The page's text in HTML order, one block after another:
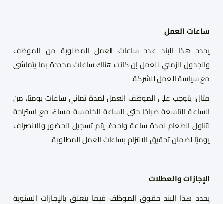
ساعات العمل
يحدد هذا البند عدد ساعات العمل المطلوبة من الموظف
والجدول الزمني للعمل إن كانت هناك ساعات محددة بما يتماشى
مع سياسة العمل للشركة.
مثال: يتوجب على الموظف العمل لمدة ثماني ساعات يوميًا، من
الساعة التاسعة صباحًا حتى الساعة الخامسة مساءً، مع استراحة
لتناول الطعام لمدة ساعة واحدة. يتم تسجيل الحضور والانصراف
يوميًا لضمان تحقيق الالتزام بساعات العمل المطلوبة.
الإجازات والعطلات
يحدد هذا البند حقوق الموظف فيما يتعلق بالإجازات السنوية